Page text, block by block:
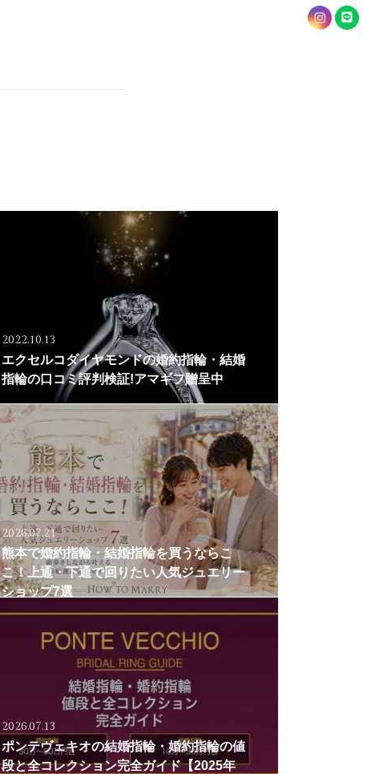
2022.10.13
エクセルコダイヤモンドの婚約指輪・結婚
指輪の口コミ評判検証!アマギフ贈呈中
2026.07.21
熊本で婚約指輪・結婚指輪を買うならこ
こ！上通・下通で回りたい人気ジュエリー
ショップ7選
2026.07.13
ポンテヴェキオの結婚指輪・婚約指輪の値
段と全コレクション完全ガイド【2025年